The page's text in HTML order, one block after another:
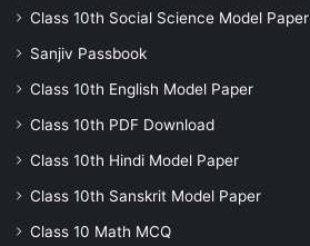
Class 10th Social Science Model Paper
Sanjiv Passbook
Class 10th English Model Paper
Class 10th PDF Download
Class 10th Hindi Model Paper
Class 10th Sanskrit Model Paper
Class 10 Math MCQ